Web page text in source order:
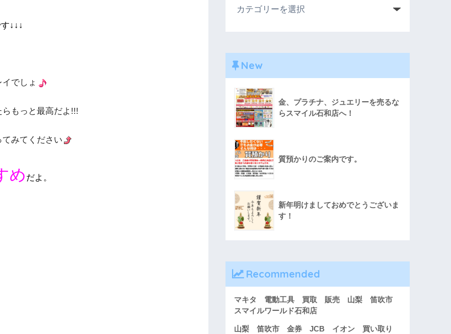
↓↓↓
でしょ
もっと最高だよ!!!
みてください
め だよ。
New
金、プラチナ、ジュエリーを売るな
らスマイル石和店へ！
質預かりのご案内です。
新年明けましておめでとうございま
す！
Recommended
マキタ 電動工具 買取 販売 山梨 笛吹市
スマイルワールド石和店
山梨 笛吹市 金券 JCB イオン 買い取り